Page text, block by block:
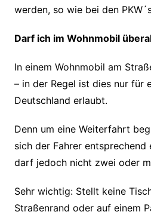
werden, so wie bei den
Darf ich im Wohnmobil
In einem Wohnmobil am
– in der Regel ist dies nur für
Deutschland erlaubt.
Denn um eine Weiterfahrt
sich der Fahrer entsprechend
darf jedoch nicht zwei oder
Sehr wichtig: Stellt keine
Straßenrand oder auf einem